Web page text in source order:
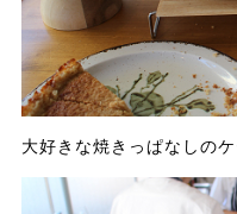
大好きな焼きっぱなしの